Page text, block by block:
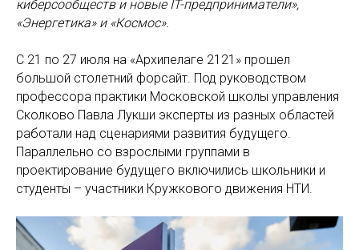
киберсообществ и новые IT-предприниматели»,
«Энергетика» и «Космос».
С 21 по 27 июля на «Архипелаге 2121» прошел
большой столетний форсайт. Под руководством
профессора практики Московской школы управления
Сколково Павла Лукши эксперты из разных областей
работали над сценариями развития будущего.
Параллельно со взрослыми группами в
проектирование будущего включились школьники и
студенты – участники Кружкового движения НТИ.